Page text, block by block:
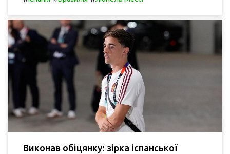
Виконав обіцянку: зірка іспанської